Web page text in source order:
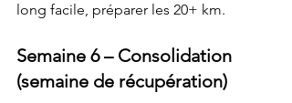
long facile, préparer les 20+ km.
Semaine 6 – Consolidation
(semaine de récupération)